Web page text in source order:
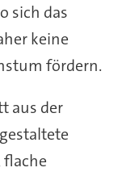
sich das
keine
fördern.
aus der